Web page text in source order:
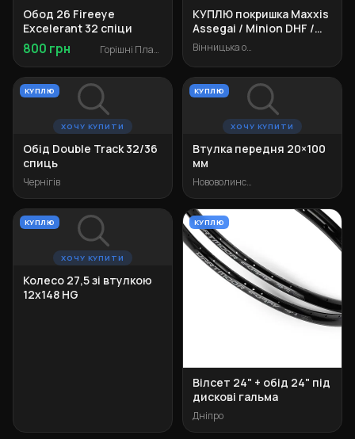
Обод 26 Fireeye
Excelerant 32 спіци
800 грн Горішні Плавні
КУПЛЮ покришка Maxxis
Assegai / Minion DHF /
Minion DHR II 26"
Вінницька область
ХОЧУ КУПИТИ
КУПЛЮ
Обід Double Track 32/36
спиць
Чернігів
ХОЧУ КУПИТИ
КУПЛЮ
Втулка передня 20×100
мм
Нововолинськ
ХОЧУ КУПИТИ
КУПЛЮ
Колесо 27,5 зі втулкою
12х148 HG
КУПЛЮ
Вілсет 24" + обід 24" під
дискові гальма
Дніпро